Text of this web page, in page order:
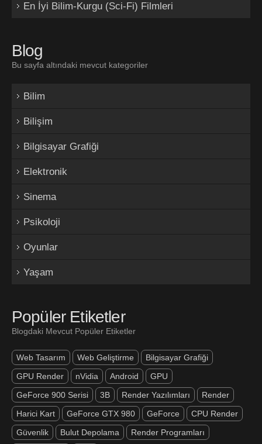
En İyi Bilim-Kurgu (Sci-Fi) Filmleri
Blog
Bu sayfa altındaki mevcut kategoriler
Bilim
Bilişim
Bilgisayar Grafiği
Elektronik
Sinema
Psikoloji
Oyunlar
Yaşam
Popüler Etiketler
Blogdaki Mevcut Popüler Etiketler
Web Tasarım Web Geliştirme
Bilgisayar Grafiği
GPU Render
nVidia Android
GPU
GeForce 900 Serisi
3B Render Yazılımları
Render
Harici Kart
GeForce GTX 980 GeForce
CPU Render
Güvenlik
Bulut Depolama Render Programları